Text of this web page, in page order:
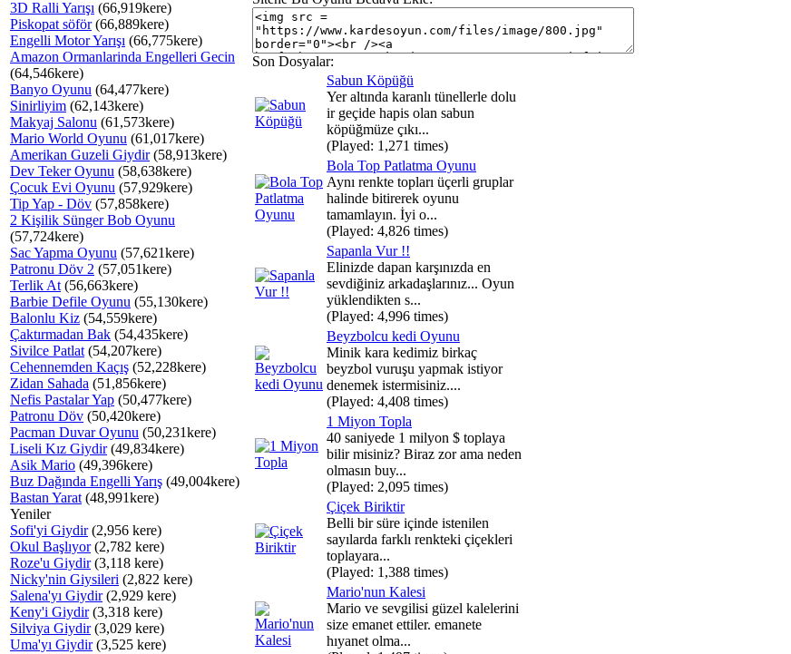
3D Ralli Yarışı (66,919kere)
Piskopat söför(66,889kere)
Engelli Motor Yarışı (66,775kere)
Amazon Ormanlarinda Engelleri Gecin
(64,546kere)
Banyo Oyunu (64,477kere)
Sinirliyim (62,143kere)
Makyaj Salonu (61,573kere)
Mario World Oyunu (61,017kere)
Amerikan Guzeli Giydir(58,913kere)
Dev Teker Oyunu (58,638kere)
Çocuk Evi Oyunu (57,929kere)
Tip Yap - Döv (57,858kere)
2 Kişilik Sünger Bob Oyunu
(57,724kere)
Sac Yapma Oyunu (57,621kere)
Patronu Döv 2 (57,051kere)
Terlik At (56,663kere)
Barbie Defile Oyunu (55,130kere)
Balonlu Kiz (54,559kere)
Çaktırmadan Bak (54,435kere)
Sivilce Patlat (54,207kere)
Cehennemden Kaçış (52,228kere)
Zidan Sahada (51,856kere)
Nefis Pastalar Yap (50,477kere)
Patronu Döv (50,420kere)
Pacman Duvar Oyunu (50,231kere)
Liseli Kız Giydir(49,834kere)
Asik Mario (49,396kere)
Buz Dağında Engelli Yarış (49,004kere)
Bastan Yarat (48,991kere)
Yeniler
Sofi'yi Giydir(2,956 kere)
Okul Başlıyor(2,782 kere)
Roze'u Giydir(3,118 kere)
Nicky'nin Giysileri (2,822 kere)
Salena'yı Giydir(2,929 kere)
Keny'i Giydir(3,318 kere)
Silviya Giydir(3,029 kere)
Uma'yı Giydir(3,525 kere)
Son Dosyalar:
Sabun Köpüğü
Yer altında karanlı tünellerle dolu
ir geçide hapis olan sabun
köpüğmüze çıkı...
(Played: 1,271 times)
Bola Top Patlatma Oyunu
Aynı renkte topları üçerli gruplar
halinde bitirerek oyunu
tamamlayın. İyi o...
(Played: 4,826 times)
Sapanla Vur !!
Elinizde dapan karşınızda en
sevdiğiniz arkadaşlarınız... Oyun
yüklendikten s...
(Played: 4,996 times)
Beyzbolcu kedi Oyunu
Minik kara kedimiz birkaç
beyzbol vuruşu yapmak istiyor
denemek istermisiniz....
(Played: 4,408 times)
1 Miyon Topla
40 saniyede 1 milyon $ toplaya
bilir misiniz? Biraz zor ama neden
olmasın buy...
(Played: 2,095 times)
Çiçek Biriktir
Belli bir süre içinde istenilen
sayılarda farklı renkteki çiçekleri
toplayara...
(Played: 1,388 times)
Mario'nun Kalesi
Mario ve sevgilisi güzel kalelerini
size emanet ettiler. emanete
hıyanet olma...